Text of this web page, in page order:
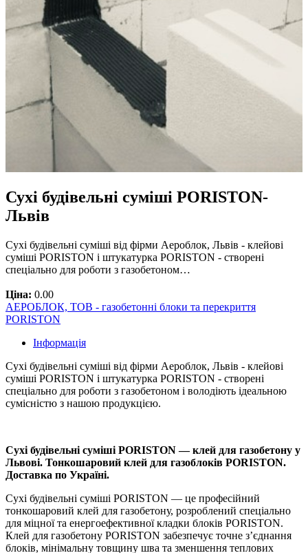
Сухі будівельні суміші PORISTON-
Львів
Сухі будівельні суміші від фірми Аероблок, Львів - клейові
суміші PORISTON і штукатурка PORISTON - створені
спеціально для роботи з газобетоном…
Ціна: 0.00
АЕРОБЛОК, ТОВ - газобетонні блоки та перекриття
PORISTON
Інформація
Сухі будівельні суміші від фірми Аероблок, Львів - клейові
суміші PORISTON і штукатурка PORISTON - створені
спеціально для роботи з газобетоном і володіють ідеальною
сумісністю з нашою продукцією.
Сухі будівельні суміші PORISTON — клей для газобетону у
Львові. Тонкошаровий клей для газоблоків PORISTON.
Доставка по Україні.
Сухі будівельні суміші PORISTON — це професійний
тонкошаровий клей для газобетону, розроблений спеціально
для міцної та енергоефективної кладки блоків PORISTON.
Клей для газобетону PORISTON забезпечує точне з’єднання
блоків, мінімальну товщину шва та зменшення теплових